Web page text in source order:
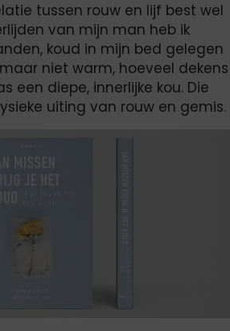
tussen rouw en lijf best wel
van mijn man heb ik
koud in mijn bed gelegen
niet warm, hoeveel dekens
een diepe, innerlijke kou. Die
uiting van rouw en gemis.